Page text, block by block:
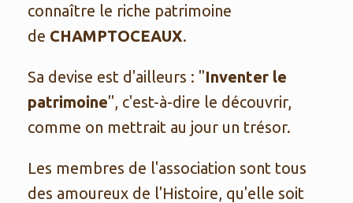
connaître le riche patrimoine
de CHAMPTOCEAUX.
Sa devise est d'ailleurs : "Inventer le
patrimoine", c'est-à-dire le découvrir,
comme on mettrait au jour un trésor.
Les membres de l'association sont tous
des amoureux de l'Histoire, qu'elle soit